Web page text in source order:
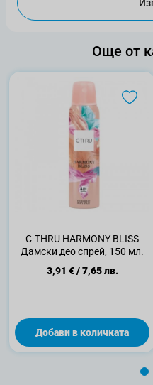
Още от
C-THRU HARMONY BLISS
Дамски део спрей, 150 мл.
3,91 €/7,65 лв.
Добави в количката